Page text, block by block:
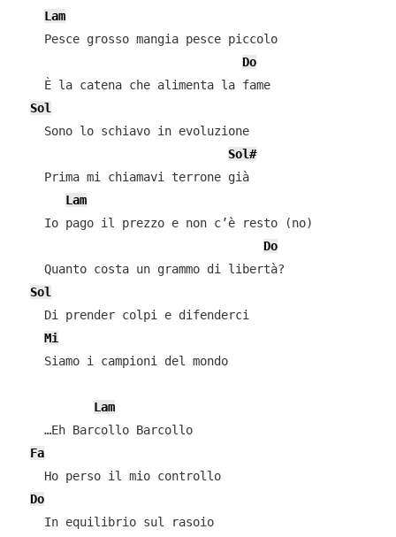
Lam
    Pesce grosso mangia pesce piccolo
Do
    È la catena che alimenta la fame
Sol
    Sono lo schiavo in evoluzione
Sol#
    Prima mi chiamavi terrone già
Lam
    Io pago il prezzo e non c’è resto (no)
Do
    Quanto costa un grammo di libertà?
Sol
    Di prender colpi e difenderci
Mi
    Siamo i campioni del mondo
Lam
    …Eh Barcollo Barcollo
Fa
    Ho perso il mio controllo
Do
    In equilibrio sul rasoio